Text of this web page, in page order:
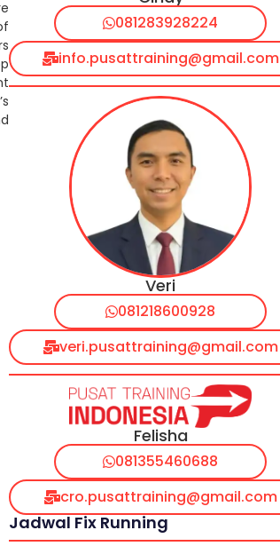
081283928224
info.pusattraining@gmail.com
Veri
081218600928
veri.pusattraining@gmail.com
Felisha
081355460688
cro.pusattraining@gmail.com
Jadwal Fix Running